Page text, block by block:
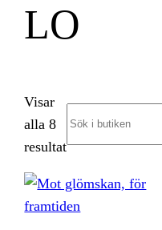
LO
Visar
alla 8
resultatSortera
senaste